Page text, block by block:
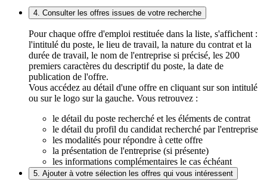
4. Consulter les offres issues de votre recherche
Pour chaque offre d'emploi restituée dans la liste, s'affichent :
l'intitulé du poste, le lieu de travail, la nature du contrat et la
durée de travail, le nom de l'entreprise si précisé, les 200
premiers caractères du descriptif du poste, la date de
publication de l'offre.
Vous accédez au détail d'une offre en cliquant sur son intitulé
ou sur le logo sur la gauche. Vous retrouvez :
le détail du poste recherché et les éléments de contrat
le détail du profil du candidat recherché par l'entreprise
les modalités pour répondre à cette offre
la présentation de l'entreprise (si présente)
les informations complémentaires le cas échéant
5. Ajouter à votre sélection les offres qui vous intéressent